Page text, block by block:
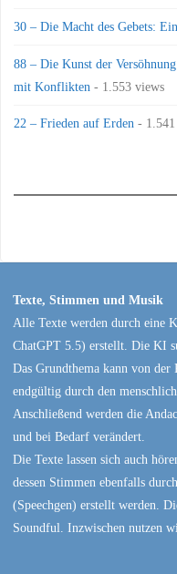
30 – Die Macht des Gebets:
88 – Die Kunst der
mit Konflikten - 1.553 views
22 – Frieden auf Erden -
Texte, Stimmen und Musik
Alle Texte werden durch eine
ChatGPT 5.5) erstellt. Die KI
Das Grundthema kann von
endgültig durch den
Anschließend werden die
und bei Bedarf verändert.
Die Texte lassen sich auch
dessen Stimmen ebenfalls
(Speechgen) erstellt werden.
Soundful. Inzwischen nutzen